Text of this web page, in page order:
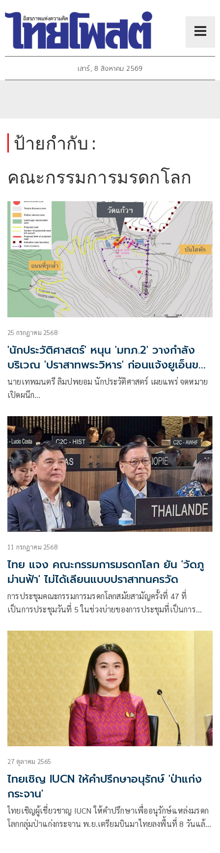
เสาร์, 8 สิงหาคม 2569
ป้ายกำกับ :
คณะกรรมการมรดกโลก
25 กรกฎาคม 2568
'นักประวัติศาสตร์' หนุน 'มทภ.2' วางกำลัง
บริเวณ 'ปราสาทพระวิหาร' ก่อนแจ้งยูเอ็นขอ
ทวงคืน
นายเทพมนตรี ลิมปพยอม นักประวัติศาสตร์ เผยแพร่ จดหมาย
เปิดผนึก
ของเราได้เข้ายึดและควบคุมบริเวณวัดแก้วสิกขาคิรีสวาระ และ
ถนนทางขึ้นตัวปราสาทพระวิหาร รวมถึงภูมะเขือ
11 กรกฎาคม 2568
ไทย แจง คณะกรรมการมรดกโลก ยัน 'วัดภู
ม่านฟ้า' ไม่ได้เลียนแบบปราสาทนครวัด
การประชุมคณะกรรมการมรดกโลกสมัยสามัญครั้งที่ 47 ที่
เป็นการประชุมวันที่ 5 ในช่วงบ่ายของการประชุมที่เป็นการ
เอเชียเเละแปซิฟิก ซึ่งมีการพิจารณาวาระเกี่ยวกับแหล่งมรดก
โลก ปราสาทนครวัด
27 ตุลาคม 2565
ไทยเชิญ IUCN ให้คำปรึกษาอนุรักษ์ 'ป่าแก่ง
กระจาน'
ไทยเชิญผู้เชี่ยวชาญ IUCN ให้คำปรึกษาเพื่ออนุรักษ์แหล่งมรดก
โลกกลุ่มป่าแก่งกระจาน พ.ย.เตรียมบินมาไทยลงพื้นที่ 8 วันแล้ว